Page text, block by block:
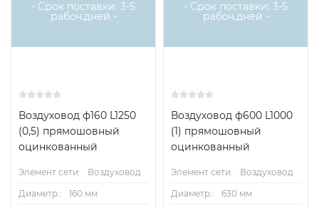
- Срок поставки: 3-5
рабоч.дней -
Воздуховод ф160 L1250
(0,5) прямошовный
оцинкованный
Элемент сети:
Воздуховод
Диаметр.:
160 мм
- Срок поставки: 3-5
рабоч.дней -
Воздуховод ф600 L1000
(1) прямошовный
оцинкованный
Элемент сети:
Воздуховод
Диаметр.:
630 мм